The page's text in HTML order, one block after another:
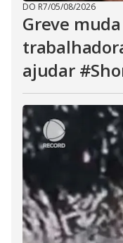
DO R7/05/08/2026
Greve
ajudar